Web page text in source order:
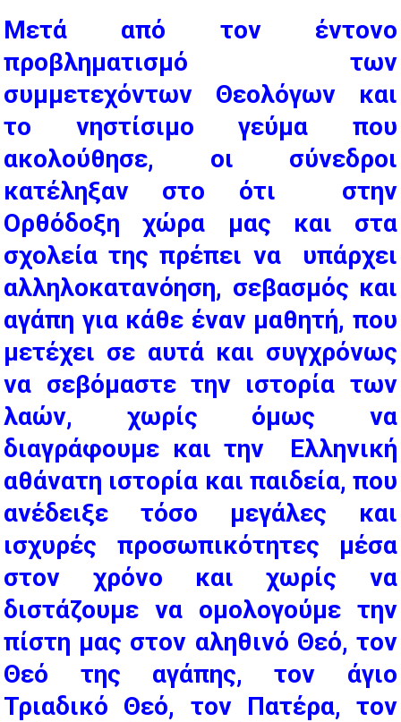
Μετά από τον έντονο
προβληματισμό των
συμμετεχόντων Θεολόγων και
το νηστίσιμο γεύμα που
ακολούθησε, οι σύνεδροι
κατέληξαν στο ότι στην
Ορθόδοξη χώρα μας και στα
σχολεία της πρέπει να υπάρχει
αλληλοκατανόηση, σεβασμός και
αγάπη για κάθε έναν μαθητή, που
μετέχει σε αυτά και συγχρόνως
να σεβόμαστε την ιστορία των
λαών, χωρίς όμως να
διαγράφουμε και την Ελληνική
αθάνατη ιστορία και παιδεία, που
ανέδειξε τόσο μεγάλες και
ισχυρές προσωπικότητες μέσα
στον χρόνο και χωρίς να
διστάζουμε να ομολογούμε την
πίστη μας στον αληθινό Θεό, τον
Θεό της αγάπης, τον άγιο
Τριαδικό Θεό, τον Πατέρα, τον